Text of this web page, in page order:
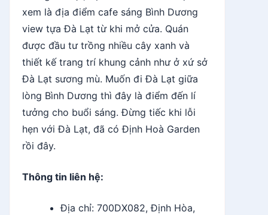
xem là địa điểm cafe sáng Bình Dương
view tựa Đà Lạt từ khi mở cửa. Quán
được đầu tư trồng nhiều cây xanh và
thiết kế trang trí khung cảnh như ở xứ sở
Đà Lạt sương mù. Muốn đi Đà Lạt giữa
lòng Bình Dương thì đây là điểm đến lí
tưởng cho buổi sáng. Đừng tiếc khi lỗi
hẹn với Đà Lạt, đã có Định Hoà Garden
rồi đây.
Thông tin liên hệ:
Địa chỉ: 700DX082, Định Hòa,